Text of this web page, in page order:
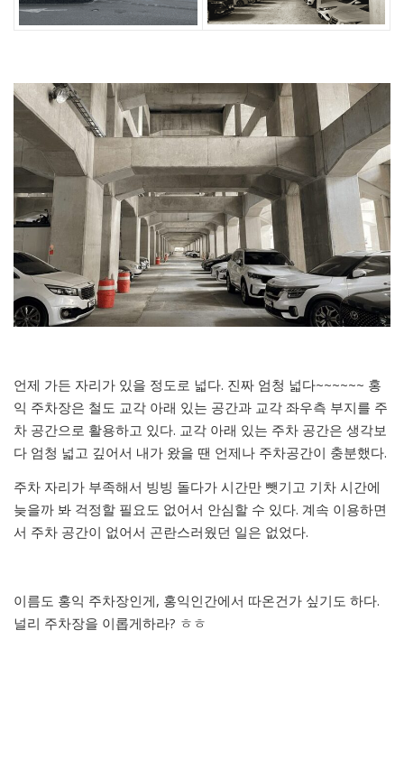
언제 가든 자리가 있을 정도로 넓다. 진짜 엄청 넓다~~~~~~ 홍
익 주차장은 철도 교각 아래 있는 공간과 교각 좌우측 부지를 주
차 공간으로 활용하고 있다. 교각 아래 있는 주차 공간은 생각보
다 엄청 넓고 깊어서 내가 왔을 땐 언제나 주차공간이 충분했다.
주차 자리가 부족해서 빙빙 돌다가 시간만 뺏기고 기차 시간에
늦을까 봐 걱정할 필요도 없어서 안심할 수 있다. 계속 이용하면
서 주차 공간이 없어서 곤란스러웠던 일은 없었다.
이름도 홍익 주차장인게, 홍익인간에서 따온건가 싶기도 하다.
널리 주차장을 이롭게하라? ㅎㅎ